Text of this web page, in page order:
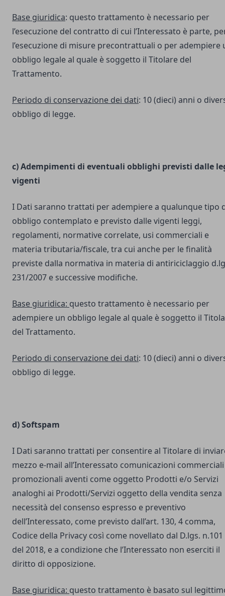
Base giuridica: questo trattamento è necessario per
l’esecuzione del contratto di cui l’Interessato è parte,
l’esecuzione di misure precontrattuali o per adempiere
obbligo legale al quale è soggetto il Titolare del
Trattamento.
Periodo di conservazione dei dati: 10 (dieci) anni o
obbligo di legge.
c) Adempimenti di eventuali obblighi previsti dalle
vigenti
I Dati saranno trattati per adempiere a qualunque tipo
obbligo contemplato e previsto dalle vigenti leggi,
regolamenti, normative correlate, usi commerciali e
materia tributaria/fiscale, tra cui anche per le finalità
previste dalla normativa in materia di antiriciclaggio
231/2007 e successive modifiche.
Base giuridica: questo trattamento è necessario per
adempiere un obbligo legale al quale è soggetto il
del Trattamento.
Periodo di conservazione dei dati: 10 (dieci) anni o
obbligo di legge.
d) Softspam
I Dati saranno trattati per consentire al Titolare di
mezzo e-mail all’Interessato comunicazioni
promozionali aventi come oggetto Prodotti e/o Servizi
analoghi ai Prodotti/Servizi oggetto della vendita senza
necessità del consenso espresso e preventivo
dell’Interessato, come previsto dall’art. 130, 4 comma,
Codice della Privacy così come novellato dal D.lgs. n.101
del 2018, e a condizione che l’Interessato non eserciti il
diritto di opposizione.
Base giuridica: questo trattamento è basato sul